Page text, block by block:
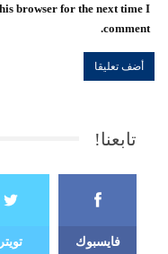
browser for the next time I
comment.
تابعنا!
فايسبوك تويتر